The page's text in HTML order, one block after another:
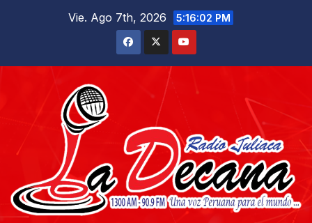
Vie. Ago 7th, 2026 5:16:03 PM